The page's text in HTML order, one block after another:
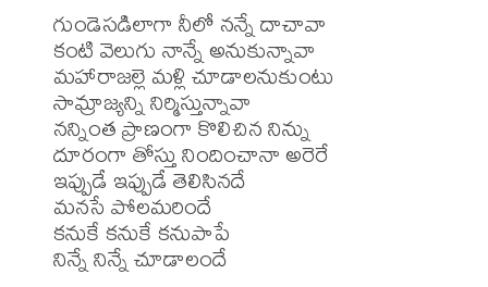
గుండెసడిలాగా నీలో నన్నే దాచావా
కంటి వెలుగు నాన్నే అనుకున్నావా
మహారాజల్లె మళ్లి చూడాలనుకుంటు
సామ్రాజ్యన్ని నిర్మిస్తున్నావా
నన్నింత ప్రాణంగా కొలిచిన నిన్ను
దూరంగా తోస్తు నిందించానా అరెరే
ఇప్పుడే ఇప్పుడే తెలిసినదే
మనసే పోలమరిందే
కనుకే కనుకే కనుపాపే
నిన్నే నిన్నే చూడాలందే